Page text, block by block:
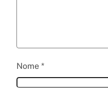
Nome *